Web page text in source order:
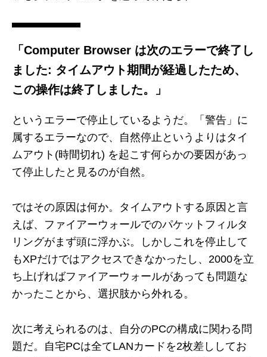
「Computer Browser は次のエラーで終了し
ました: タイムアウト期間が経過したため、
この操作は終了しました。」
というエラーで停止しているようだ。「警告」に
属するエラーなので、自然停止というよりはタイ
ムアウト(時間切れ) を起こす何らかの要因があっ
て停止したと見るのが自然。
ではその原因は何か。タイムアウトする原因と言
えば、ファイアーウォールでのパケットフィルタ
リングがまず頭に浮かぶ。しかしこれを停止して
もXPだけではアクセスできなかったし、2000を立
ち上げればファイアーウォールがあっても問題な
かったことから、選択肢から外れる。
次に考えられるのは、自分のPCの構成に関わる問
題だ。自宅PCは全てLANカードを2枚差ししてお